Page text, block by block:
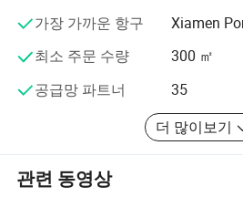
1250 * 140 * 30mm
1250 * 140 * 40mm
측면: 설포와 그루브
기능: 공기 배출구 없음
마무리: 기름을 칠했습니다
사용자 정의 천만에.
이 제품은 독일, 네덜란드, 프랑스,
스, 이스라엘, 스리랑카, 인도네시아
REBO 대나무 제품은 야외 장식, 클
바랍니다.
가장 가까운 항구
Xiamen
최소 주문 수량
300 ㎡
공급망 파트너
35
더 많이보기
관련 동영상